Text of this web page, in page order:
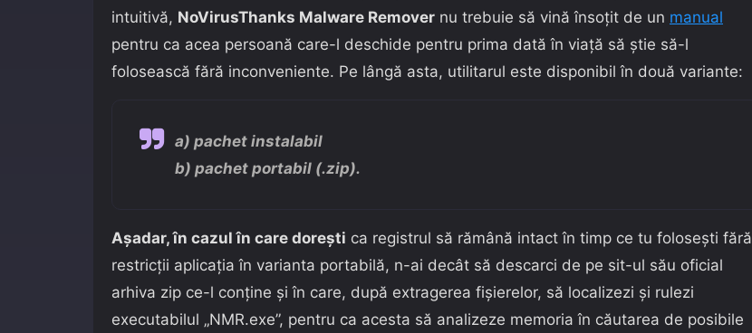
intuitivă, NoVirusThanks Malware Remover nu trebuie să vină însoţit de un manual
pentru ca acea persoană care-l deschide pentru prima dată în viaţă să ştie să-l
folosească fără inconveniente. Pe lângă asta, utilitarul este disponibil în două variante:
a) pachet instalabil
b) pachet portabil (.zip).
Așadar, în cazul în care dorești ca registrul să rămână intact în timp ce tu folosești fără
restricții aplicația în varianta portabilă, n-ai decât să descarci de pe sit-ul său oficial
arhiva zip ce-l conține și în care, după extragerea fișierelor, să localizezi și rulezi
executabilul „NMR.exe”, pentru ca acesta să analizeze memoria în căutarea de posibile